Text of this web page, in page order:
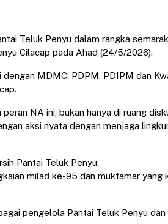
Teluk Penyu dalam rangka
Cilacap pada Ahad (24/5/2026).
MDMC, PDPM, PDIPM dan
NA ini, bukan hanya di ruang
aksi nyata dengan menjaga
Pantai Teluk Penyu.
milad ke-95 dan muktamar yang
pengelola Pantai Teluk Penyu